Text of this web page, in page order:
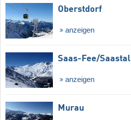
Oberstdorf
anzeigen
Saas-Fee/​Saastal
anzeigen
Murau